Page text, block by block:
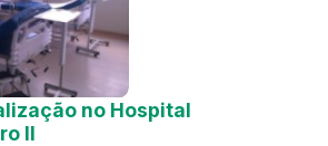
no Hospital
II